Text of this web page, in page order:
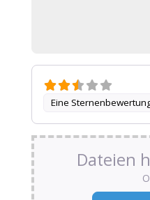
Eine
Dateien